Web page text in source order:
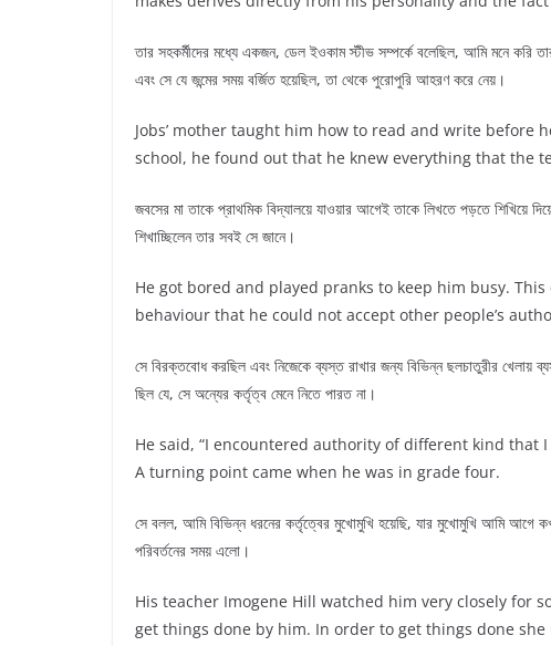
তার সহকর্মীদের মধ্যে একজন, ডেল ইওকাম স্টীভ সম্পর্কে বলেছিল, আমি মনে করি
এবং সে যে জন্মের সময় বর্জিত হয়েছিল, তা থেকে পুরোপুরি আহরণ করে নেয়।
Jobs’ mother taught him how to read and write before
school, he found out that he knew everything that the
জবসের মা তাকে প্রাথমিক বিদ্যালয়ে যাওয়ার আগেই তাকে লিখতে পড়তে শিখিয়ে
শিখাচ্ছিলেন তার সবই সে জানে।
He got bored and played pranks to keep him busy.
behaviour that he could not accept other people’s
সে বিরক্তবোধ করছিল এবং নিজেকে ব্যস্ত রাখার জন্য বিভিন্ন ছলচাতুরীর
ছিল যে, সে অন্যের কর্তৃত্ব মেনে নিতে পারত না।
He said, “I encountered authority of different kind that
A turning point came when he was in grade four.
সে বলল, আমি বিভিন্ন ধরনের কর্তৃত্বের মুখোমুখি হয়েছি, যার মুখোমুখি আমি আগে
পরিবর্তনের সময় এলো।
His teacher Imogene Hill watched him very closely for
get things done by him. In order to get things done